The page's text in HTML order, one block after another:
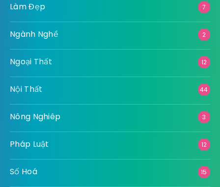
Làm Đẹp 7
Ngành Nghề 2
Ngoại Thất 12
Nội Thất 44
Nông Nghiêp 3
Pháp Luật 12
Số Hoá 15